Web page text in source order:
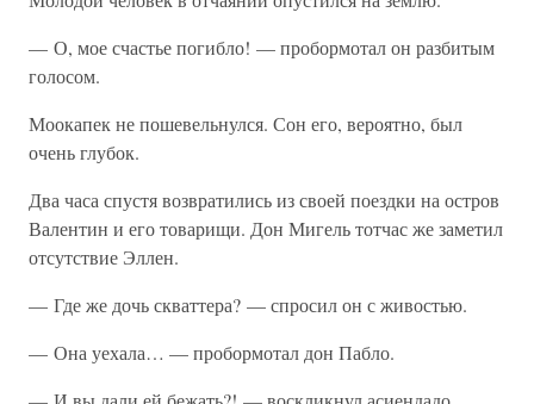
— О, мое счастье погибло! — пробормотал он разбитым
голосом.
Моокапек не пошевельнулся. Сон его, вероятно, был
очень глубок.
Два часа спустя возвратились из своей поездки на остров
Валентин и его товарищи. Дон Мигель тотчас же заметил
отсутствие Эллен.
— Где же дочь скваттера? — спросил он с живостью.
— Она уехала… — пробормотал дон Пабло.